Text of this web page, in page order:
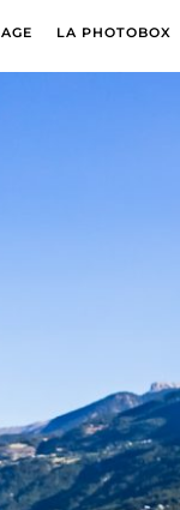
LA PHOTOBOX